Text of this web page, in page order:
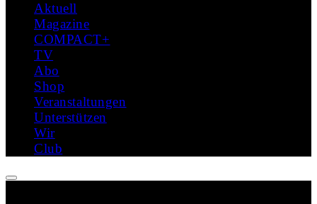
Aktuell
Magazine
COMPACT+
TV
Abo
Shop
Veranstaltungen
Unterstützen
Wir
Club